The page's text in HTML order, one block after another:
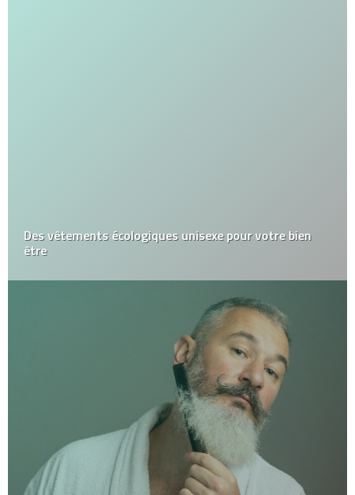
Des vêtements écologiques unisexe pour votre bien
être